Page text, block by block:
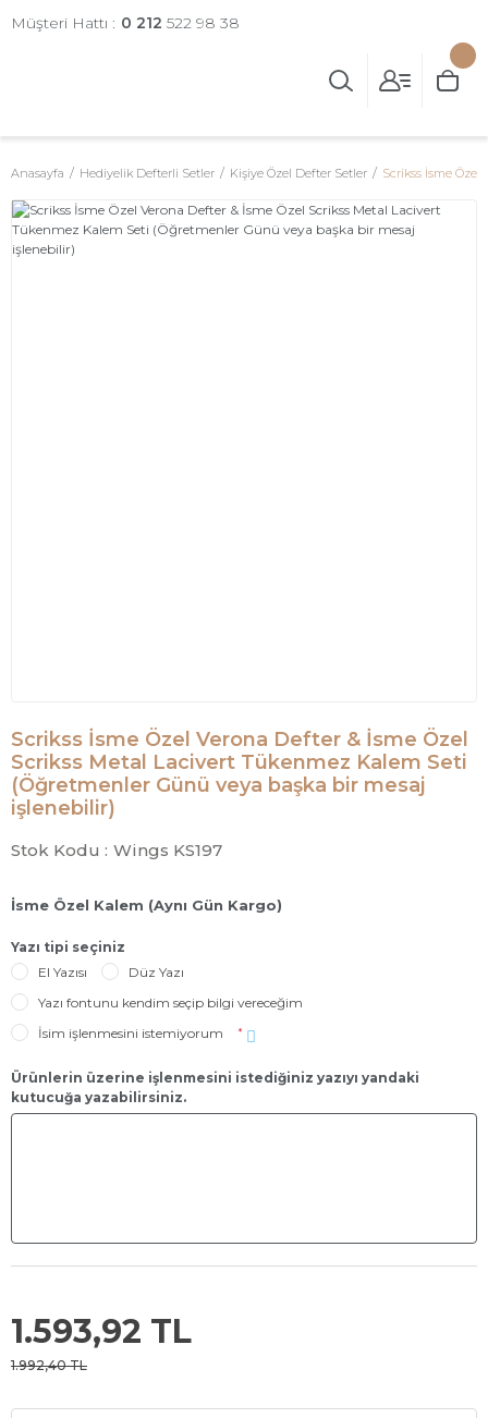
Müşteri Hattı : 0 212 522 98 38
Anasayfa Hediyelik Defterli Setler Kişiye Özel Defter Setler Scrikss İsme
Scrikss İsme Özel Verona Defter & İsme Özel
Scrikss Metal Lacivert Tükenmez Kalem Seti
(Öğretmenler Günü veya başka bir mesaj
işlenebilir)
Stok Kodu : Wings KS197
İsme Özel Kalem (Aynı Gün Kargo)
Yazı tipi seçiniz
El Yazısı
Düz Yazı
Yazı fontunu kendim seçip bilgi vereceğim
İsim işlenmesini istemiyorum
*
Ürünlerin üzerine işlenmesini istediğiniz yazıyı yandaki
kutucuğa yazabilirsiniz.
1.593,92 TL
1.992,40 TL